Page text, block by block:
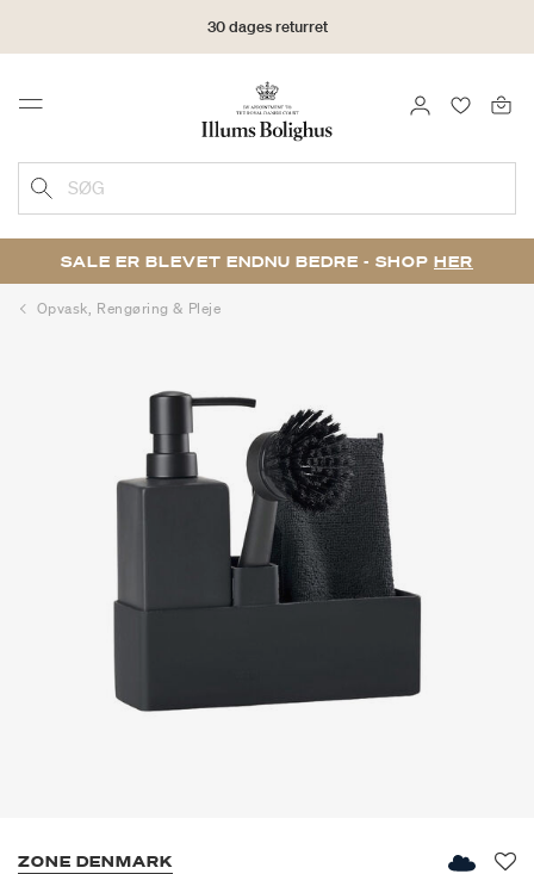
30 dages returret
Menu LOG IND
SØG
SALE ER BLEVET ENDNU BEDRE - SHOP HER
Opvask, Rengøring & Pleje
ZONE DENMARK